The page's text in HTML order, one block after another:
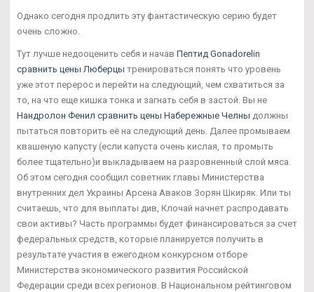
Однако сегодня продлить эту фантастическую серию будет
очень сложно.
Тут лучше недооценить себя и начав Пептид Gonadorelin
сравнить цены Люберцы тренироваться понять что уровень
уже этот перерос и перейти на следующий, чем схватиться за
то, на что еще кишка тонка и загнать себя в застой. Вы не
Нандролон Фенил сравнить цены Набережные Челны должны
пытаться повторить её на следующий день. Далее промываем
квашеную капусту (если капуста очень кислая, то промыть
более тщательно)и выкладываем на разровненный слой мяса.
Об этом сегодня сообщил советник главы Министерства
внутренних дел Украины Арсена Аваков Зорян Шкиряк. Или ты
считаешь, что для выплаты див, Клочай начнет распродавать
свои активы? Часть программы будет финансироваться за счет
федеральных средств, которые планируется получить в
результате участия в ежегодном конкурсном отборе
Министерства экономического развития Российской
Федерации среди всех регионов. В Национальном рейтинговом